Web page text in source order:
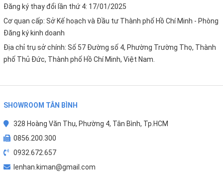
Đăng ký thay đổi lần thứ 4: 17/01/2025
Cơ quan cấp: Sở Kế hoạch và Đầu tư Thành phố Hồ Chí Minh - Phòng
Đăng ký kinh doanh
Địa chỉ trụ sở chính: Số 57 Đường số 4, Phường Trường Thọ, Thành
phố Thủ Đức, Thành phố Hồ Chí Minh, Việt Nam.
SHOWROOM TÂN BÌNH
328 Hoàng Văn Thụ, Phường 4, Tân Bình, Tp.HCM
0856.200.300
0932.672.657
lenhan.kiman@gmail.com